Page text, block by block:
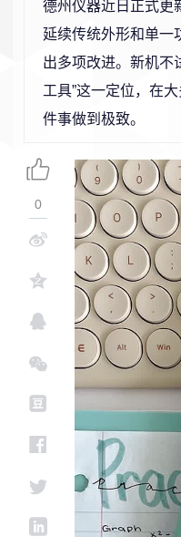
德州仪器近日正式更
延续传统外形和单一
出多项改进。新机不
工具”这一定位，在
件事做到极致。
0